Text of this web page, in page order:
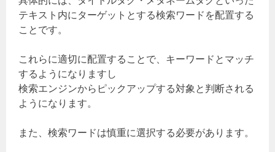
テキスト内にターゲットとする検索ワードを配置する
ことです。
これらに適切に配置することで、キーワードとマッチ
するようになりますし
検索エンジンからピックアップする対象と判断される
ようになります。
また、検索ワードは慎重に選択する必要があります。